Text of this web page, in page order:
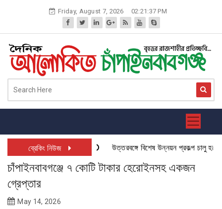
Friday, August 7, 2026 02:21:38 PM
ব্রেকিং নিউজ উত্তরবঙ্গে বিশেষ উন্নয়ন প্রকল্প চালু হতে
চাঁপাইনবাবগঞ্জে ৭ কোটি টাকার হেরোইনসহ একজন
গ্রেপ্তার
May 14, 2026